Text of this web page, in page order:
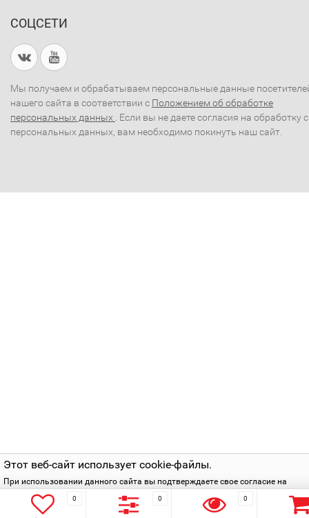
Этот веб-сайт использует cookie-файлы.
При использовании данного сайта вы подтверждаете свое согласие на
использование cookie-файлов в соответствии с нашей
Подтверждаю
СОЦСЕТИ
Мы получаем и обрабатываем персональные данные
нашего сайта в соответствии с Положением об обработке
персональных данных . Если вы не даете согласия на обработку
персональных данных, вам необходимо покинуть наш сайт.
0 0 0